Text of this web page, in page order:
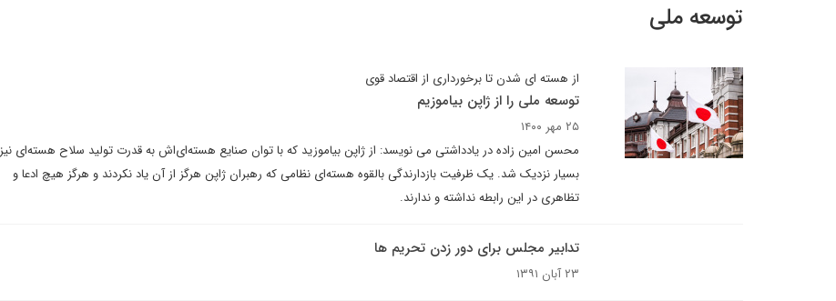
توسعه ملی
از هسته ای شدن تا برخورداری از اقتصاد قوی
توسعه ملی را از ژاپن بیاموزیم
۲۵ مهر ۱۴۰۰
محسن امین زاده در یادداشتی می نویسد: از ژاپن بیاموزید که با توان صنایع هسته‌ای‌اش به قدرت تولید سلاح هسته‌ای نیز
بسیار نزدیک شد. یک ظرفیت بازدارندگی بالقوه هسته‌ای نظامی که رهبران ژاپن هرگز از آن یاد نکردند و هرگز هیچ ادعا و
تظاهری در این رابطه نداشته و ندارند.
تدابیر مجلس برای دور زدن تحریم ها
۲۳ آبان ۱۳۹۱